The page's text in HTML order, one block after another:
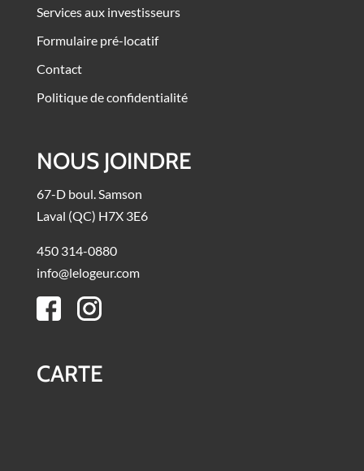
Services aux investisseurs
Formulaire pré-locatif
Contact
Politique de confidentialité
NOUS JOINDRE
67-D boul. Samson
Laval (QC) H7X 3E6
450 314-0880
info@lelogeur.com
CARTE